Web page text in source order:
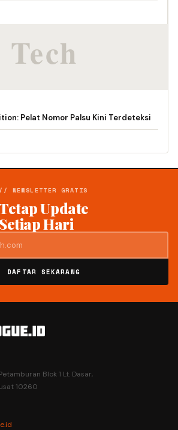
Pelat Nomor Palsu Kini Terdeteksi
// NEWSLETTER GRATIS
Update
Setiap Hari
DAFTAR SEKARANG
Blok 1 Lt. Dasar,
10260